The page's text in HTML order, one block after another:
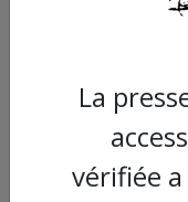
La
vérifiée